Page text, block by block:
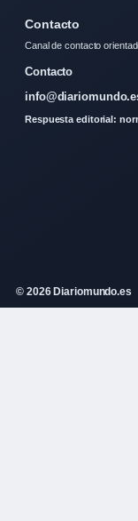
Contacto
Canal de contacto
Contacto
Respuesta editorial:
© 2026 Diariomundo.es